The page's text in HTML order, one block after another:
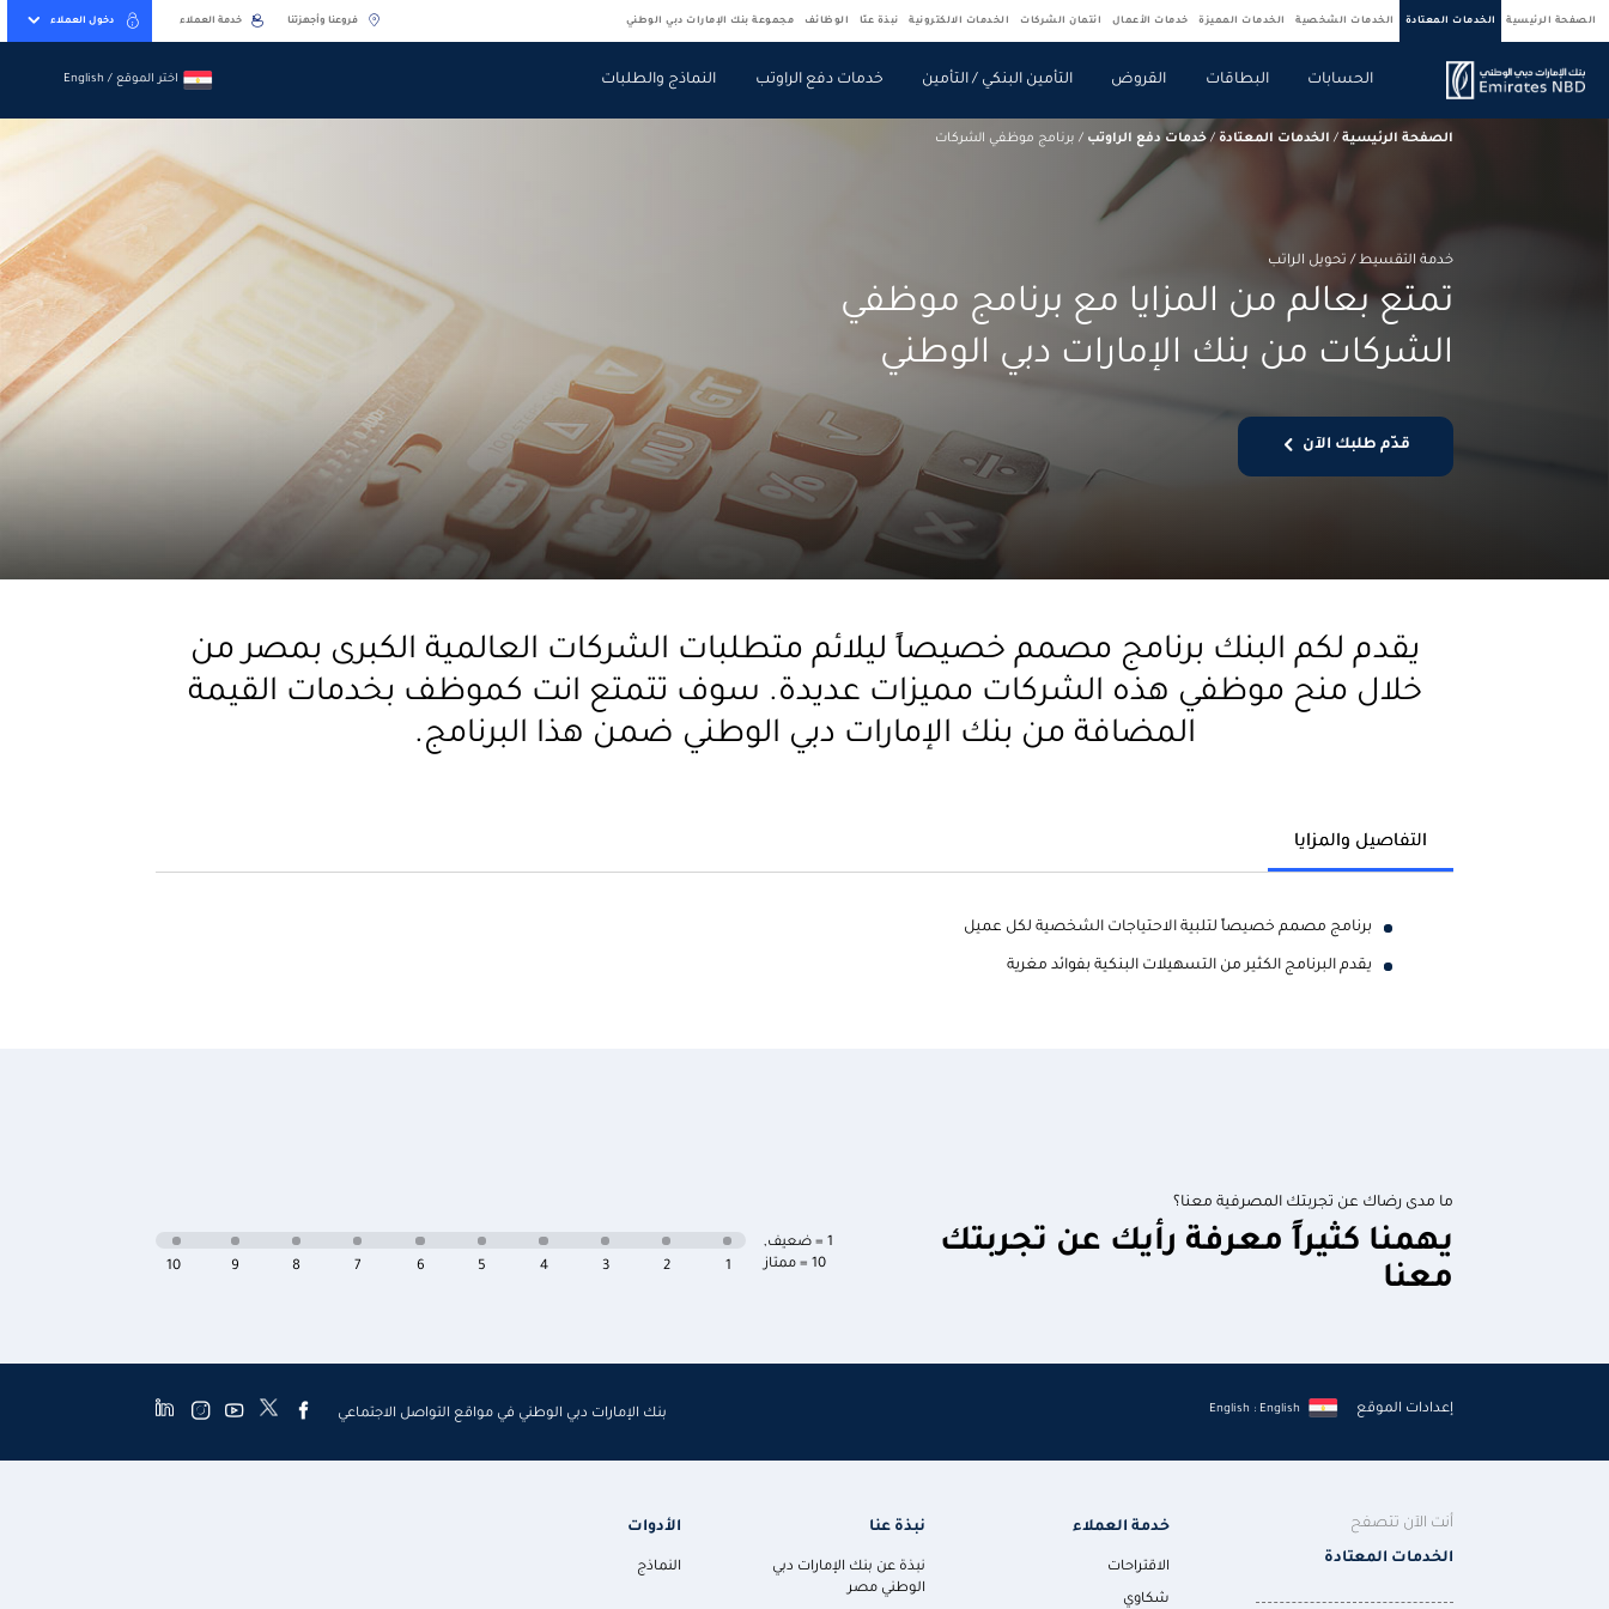
الصفحة الرئيسية الخدمات المعتادة الخدمات الشخصية الخدمات المميزة خدمات الأعمال ائتمان الشركات الخدمات الالكترونية نبذة عنّا الوظائف مجموعة بنك الإمارات دبي الوطني فروعنا وأجهزتنا خدمة العملاء دخول العملاء
الحسابات البطاقات القروض التأمين البنكي / التأمين خدمات دفع الراوتب النماذج والطلبات
اختر الموقع / English
اختر الموقع / English
الصفحة الرئيسية / الخدمات المعتادة /خدمات دفع الراوتب / برنامج موظفي الشركات
خدمة التقسيط / تحويل الراتب
تمتع بعالم من المزايا مع برنامج موظفي
الشركات من بنك الإمارات دبي الوطني
قدّم طلبك الآن
يقدم لكم البنك برنامج مصمم خصيصاً ليلائم متطلبات الشركات العالمية الكبرى بمصر من
خلال منح موظفي هذه الشركات مميزات عديدة. سوف تتمتع انت كموظف بخدمات القيمة
المضافة من بنك الإمارات دبي الوطني ضمن هذا البرنامج.
التفاصيل والمزايا
برنامج مصمم خصيصاً لتلبية الاحتياجات الشخصية لكل عميل
يقدم البرنامج الكثير من التسهيلات البنكية بفوائد مغرية
ما مدى رضاك عن تجربتك المصرفية معنا؟
يهمنا كثيراً معرفة رأيك عن تجربتك
معنا
1 = ضعيف
,
10 = ممتاز
10 9 8 7 6 5 4 3 2 1
إعدادات الموقع English : English بنك الإمارات دبي الوطني في مواقع التواصل الاجتماعي
أنت الآن تتصفح
الخدمات المعتادة
خدمة العملاء
الاقتراحات
شكاوي
نبذة عنا
نبذة عن بنك الإمارات دبي
الوطني مصر
الأدوات
النماذج